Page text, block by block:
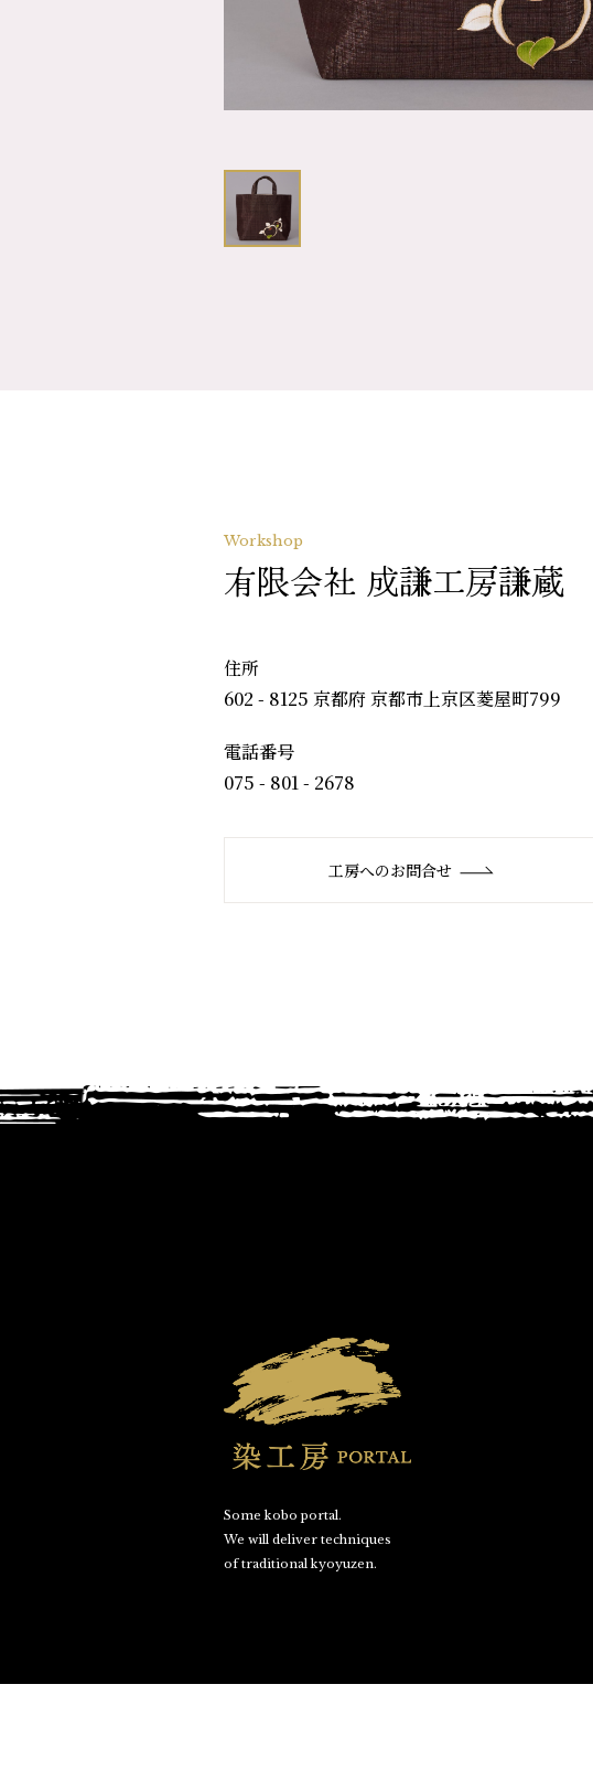
Workshop
有限会社 成謙工房謙蔵
住所
602 - 8125 京都府 京都市上京区菱屋町799
電話番号
075 - 801 - 2678
工房へのお問合せ
Some kobo portal.
We will deliver techniques
of traditional kyoyuzen.